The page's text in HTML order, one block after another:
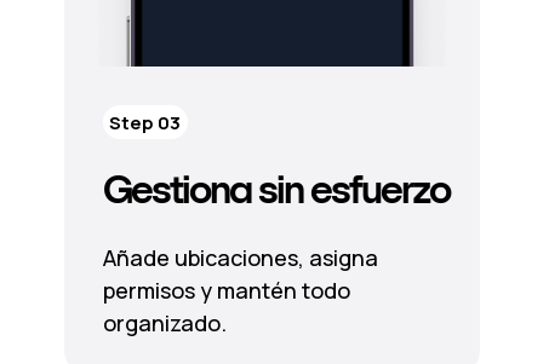
Gestiona sin esfuerzo
Añade ubicaciones, asigna
permisos y mantén todo
organizado.
Step 03